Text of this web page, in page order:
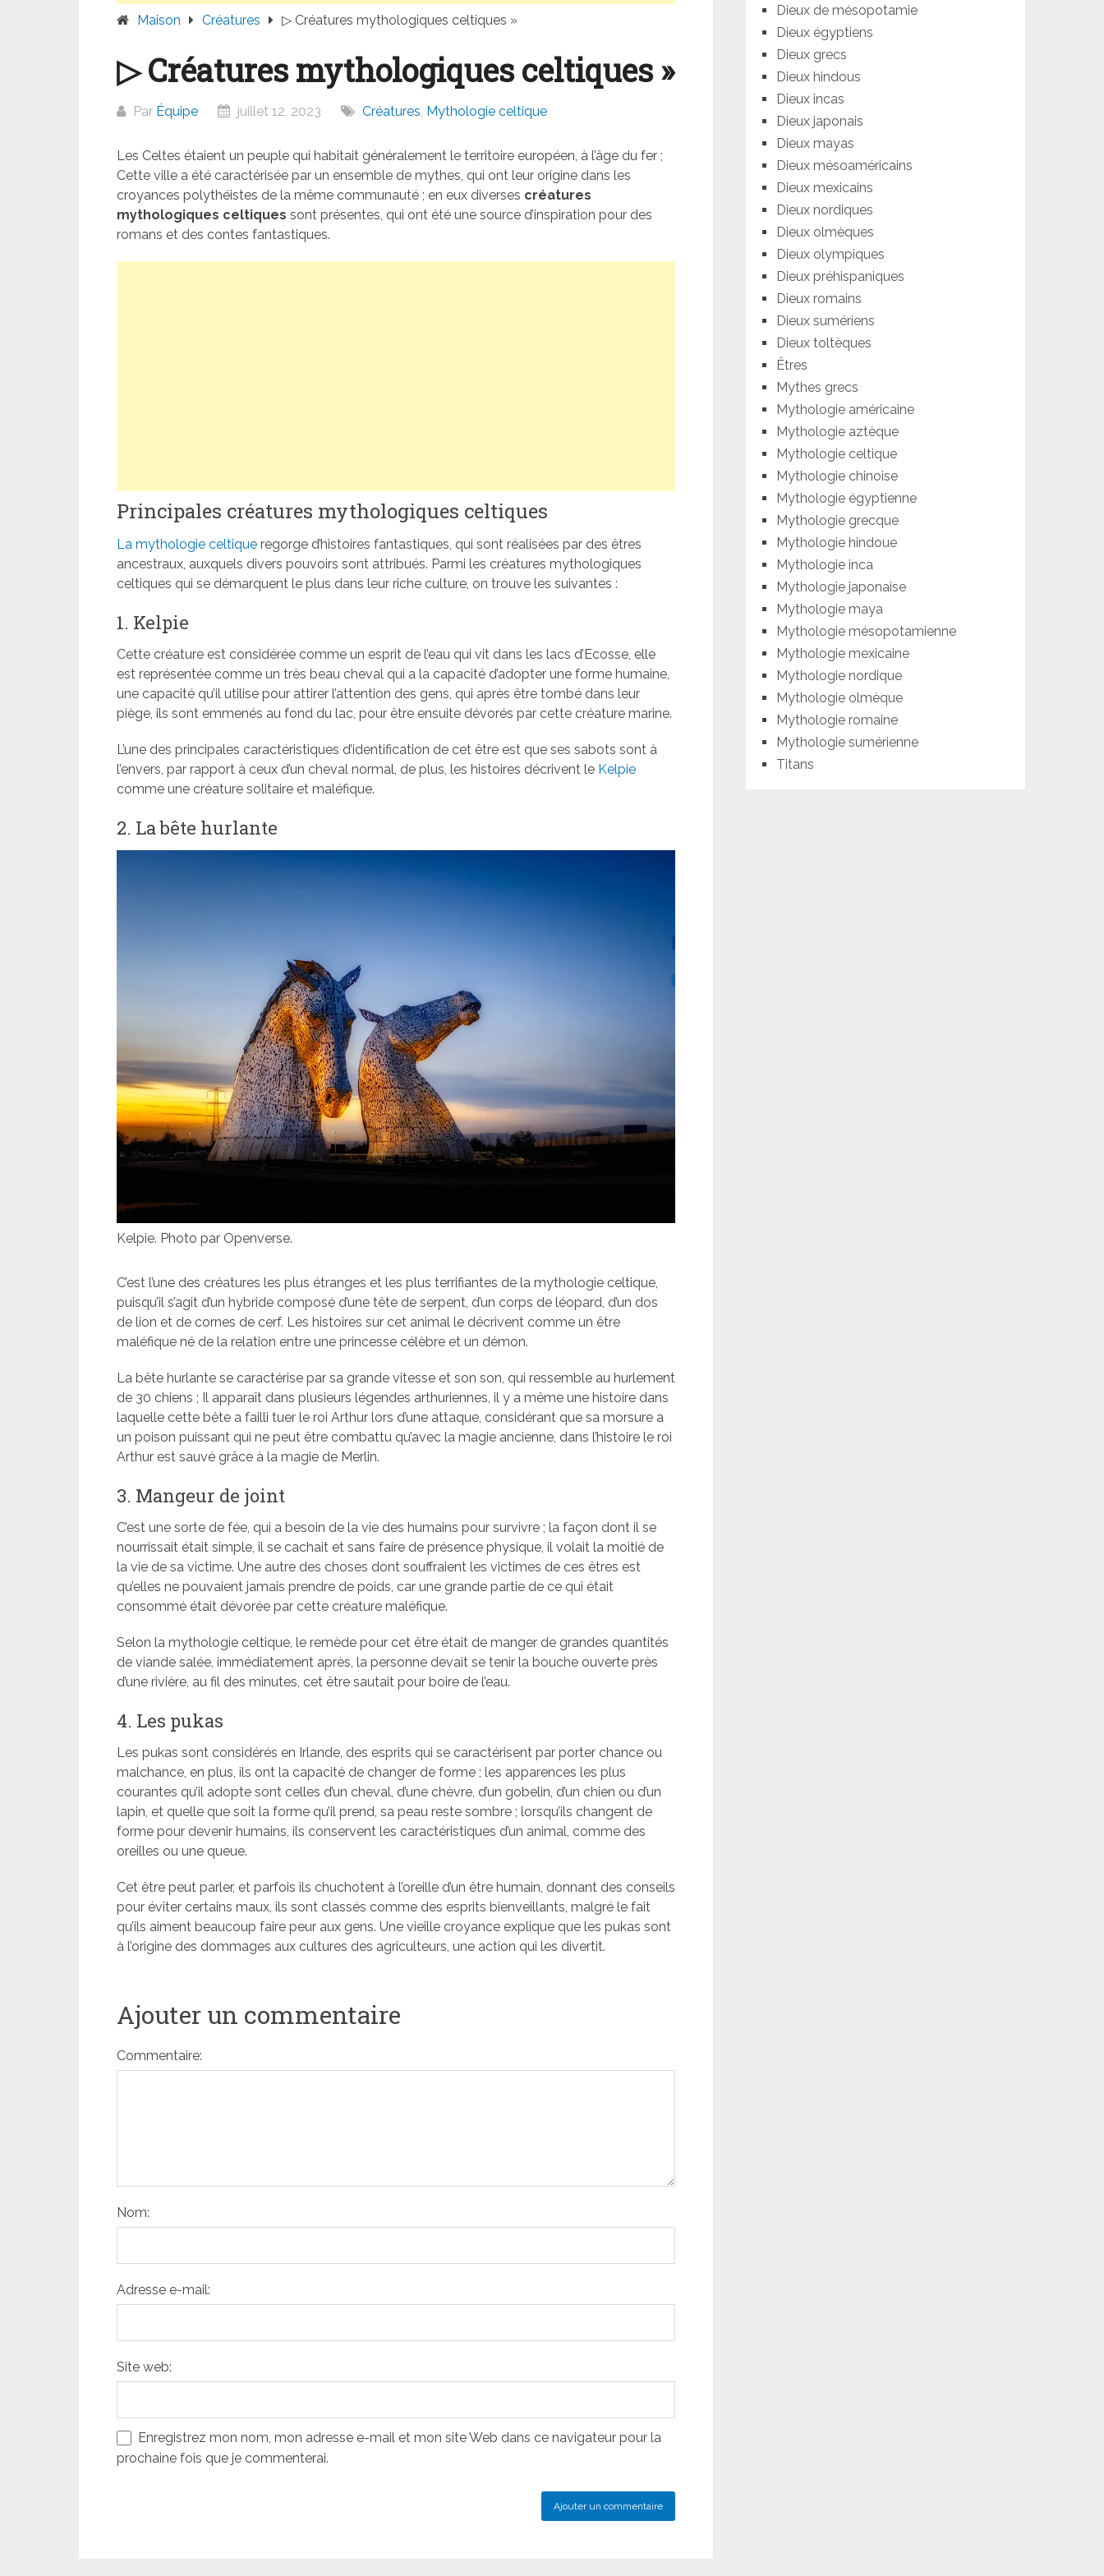
Maison Créatures ▷ Créatures mythologiques celtiques »
▷ Créatures mythologiques celtiques »
Par Équipe juillet 12, 2023 Créatures, Mythologie celtique
Les Celtes étaient un peuple qui habitait généralement le territoire européen, à l’âge du fer ;
Cette ville a été caractérisée par un ensemble de mythes, qui ont leur origine dans les
croyances polythéistes de la même communauté ; en eux diverses créatures
mythologiques celtiques sont présentes, qui ont été une source d’inspiration pour des
romans et des contes fantastiques.
Principales créatures mythologiques celtiques
La mythologie celtique regorge d’histoires fantastiques, qui sont réalisées par des êtres
ancestraux, auxquels divers pouvoirs sont attribués. Parmi les créatures mythologiques
celtiques qui se démarquent le plus dans leur riche culture, on trouve les suivantes :
1. Kelpie
Cette créature est considérée comme un esprit de l’eau qui vit dans les lacs d’Ecosse, elle
est représentée comme un très beau cheval qui a la capacité d’adopter une forme humaine,
une capacité qu’il utilise pour attirer l’attention des gens, qui après être tombé dans leur
piège, ils sont emmenés au fond du lac, pour être ensuite dévorés par cette créature marine.
L’une des principales caractéristiques d’identification de cet être est que ses sabots sont à
l’envers, par rapport à ceux d’un cheval normal, de plus, les histoires décrivent le Kelpie
comme une créature solitaire et maléfique.
2. La bête hurlante
Kelpie. Photo par Openverse.
C’est l’une des créatures les plus étranges et les plus terrifiantes de la mythologie celtique,
puisqu’il s’agit d’un hybride composé d’une tête de serpent, d’un corps de léopard, d’un dos
de lion et de cornes de cerf. Les histoires sur cet animal le décrivent comme un être
maléfique né de la relation entre une princesse célèbre et un démon.
La bête hurlante se caractérise par sa grande vitesse et son son, qui ressemble au hurlement
de 30 chiens ; Il apparaît dans plusieurs légendes arthuriennes, il y a même une histoire dans
laquelle cette bête a failli tuer le roi Arthur lors d’une attaque, considérant que sa morsure a
un poison puissant qui ne peut être combattu qu’avec la magie ancienne, dans l’histoire le roi
Arthur est sauvé grâce à la magie de Merlin.
3. Mangeur de joint
C’est une sorte de fée, qui a besoin de la vie des humains pour survivre ; la façon dont il se
nourrissait était simple, il se cachait et sans faire de présence physique, il volait la moitié de
la vie de sa victime. Une autre des choses dont souffraient les victimes de ces êtres est
qu’elles ne pouvaient jamais prendre de poids, car une grande partie de ce qui était
consommé était dévorée par cette créature maléfique.
Selon la mythologie celtique, le remède pour cet être était de manger de grandes quantités
de viande salée, immédiatement après, la personne devait se tenir la bouche ouverte près
d’une rivière, au fil des minutes, cet être sautait pour boire de l’eau.
4. Les pukas
Les pukas sont considérés en Irlande, des esprits qui se caractérisent par porter chance ou
malchance, en plus, ils ont la capacité de changer de forme ; les apparences les plus
courantes qu’il adopte sont celles d’un cheval, d’une chèvre, d’un gobelin, d’un chien ou d’un
lapin, et quelle que soit la forme qu’il prend, sa peau reste sombre ; lorsqu’ils changent de
forme pour devenir humains, ils conservent les caractéristiques d’un animal, comme des
oreilles ou une queue.
Cet être peut parler, et parfois ils chuchotent à l’oreille d’un être humain, donnant des conseils
pour éviter certains maux, ils sont classés comme des esprits bienveillants, malgré le fait
qu’ils aiment beaucoup faire peur aux gens. Une vieille croyance explique que les pukas sont
à l’origine des dommages aux cultures des agriculteurs, une action qui les divertit.
Ajouter un commentaire
Commentaire:
Nom:
Adresse e-mail:
Site web:
Enregistrez mon nom, mon adresse e-mail et mon site Web dans ce navigateur pour la
prochaine fois que je commenterai.
Dieux de mésopotamie
Dieux égyptiens
Dieux grecs
Dieux hindous
Dieux incas
Dieux japonais
Dieux mayas
Dieux mésoaméricains
Dieux mexicains
Dieux nordiques
Dieux olmèques
Dieux olympiques
Dieux préhispaniques
Dieux romains
Dieux sumériens
Dieux toltèques
Êtres
Mythes grecs
Mythologie américaine
Mythologie aztèque
Mythologie celtique
Mythologie chinoise
Mythologie égyptienne
Mythologie grecque
Mythologie hindoue
Mythologie inca
Mythologie japonaise
Mythologie maya
Mythologie mésopotamienne
Mythologie mexicaine
Mythologie nordique
Mythologie olmèque
Mythologie romaine
Mythologie sumérienne
Titans